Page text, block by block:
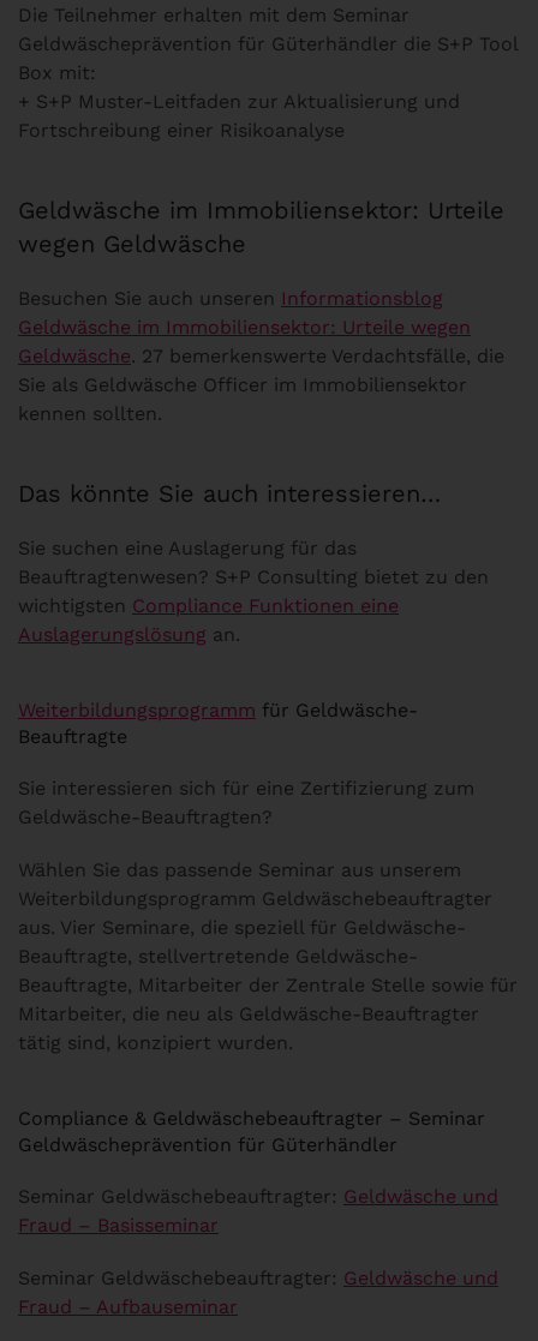
Die Teilnehmer erhalten mit dem Seminar
Geldwäscheprävention für Güterhändler die S+P Tool
Box mit:
+ S+P Muster-Leitfaden zur Aktualisierung und
Fortschreibung einer Risikoanalyse
Geldwäsche im Immobiliensektor: Urteile
wegen Geldwäsche
Besuchen Sie auch unseren Informationsblog
Geldwäsche im Immobiliensektor: Urteile wegen
Geldwäsche. 27 bemerkenswerte Verdachtsfälle, die
Sie als Geldwäsche Officer im Immobiliensektor
kennen sollten.
Das könnte Sie auch interessieren…
Sie suchen eine Auslagerung für das
Beauftragtenwesen? S+P Consulting bietet zu den
wichtigsten Compliance Funktionen eine
Auslagerungslösung an.
Weiterbildungsprogramm für Geldwäsche-
Beauftragte
Sie interessieren sich für eine Zertifizierung zum
Geldwäsche-Beauftragten?
Wählen Sie das passende Seminar aus unserem
Weiterbildungsprogramm Geldwäschebeauftragter
aus. Vier Seminare, die speziell für Geldwäsche-
Beauftragte, stellvertretende Geldwäsche-
Beauftragte, Mitarbeiter der Zentrale Stelle sowie für
Mitarbeiter, die neu als Geldwäsche-Beauftragter
tätig sind, konzipiert wurden.
Compliance & Geldwäschebeauftragter – Seminar
Geldwäscheprävention für Güterhändler
Seminar Geldwäschebeauftragter: Geldwäsche und
Fraud – Basisseminar
Seminar Geldwäschebeauftragter: Geldwäsche und
Fraud – Aufbauseminar